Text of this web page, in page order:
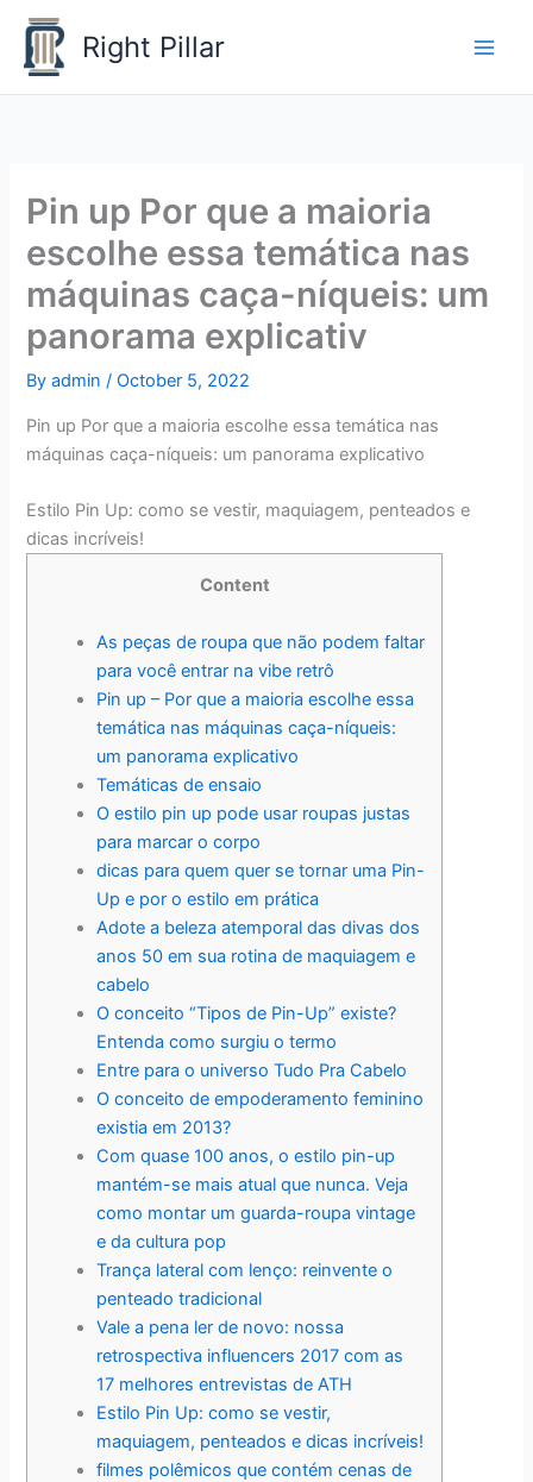
Skip
content
Right Pillar
Pin up Por que a maioria
escolhe essa temática nas
máquinas caça-níqueis: um
panorama explicativ
Byadmin/October 5, 2022
Pin up Por que a maioria escolhe essa temática nas
máquinas caça-níqueis: um panorama explicativo
Estilo Pin Up: como se vestir, maquiagem, penteados e
dicas incríveis!
Content
As peças de roupa que não podem faltar
para você entrar na vibe retrô
Pin up – Por que a maioria escolhe essa
temática nas máquinas caça-níqueis:
um panorama explicativo
Temáticas de ensaio
O estilo pin up pode usar roupas justas
para marcar o corpo
dicas para quem quer se tornar uma Pin-
Up e por o estilo em prática
Adote a beleza atemporal das divas dos
anos 50 em sua rotina de maquiagem e
cabelo
O conceito “Tipos de Pin-Up” existe?
Entenda como surgiu o termo
Entre para o universo Tudo Pra Cabelo
O conceito de empoderamento feminino
existia em 2013?
Com quase 100 anos, o estilo pin-up
mantém-se mais atual que nunca. Veja
como montar um guarda-roupa vintage
e da cultura pop
Trança lateral com lenço: reinvente o
penteado tradicional
Vale a pena ler de novo: nossa
retrospectiva influencers 2017 com as
17 melhores entrevistas de ATH
Estilo Pin Up: como se vestir,
maquiagem, penteados e dicas incríveis!
filmes polêmicos que contém cenas de